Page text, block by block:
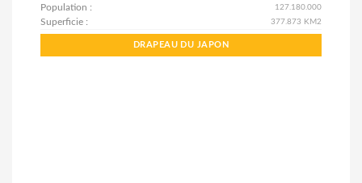
Population : 127.180.000
Superficie : 377.873 KM2
DRAPEAU DU JAPON